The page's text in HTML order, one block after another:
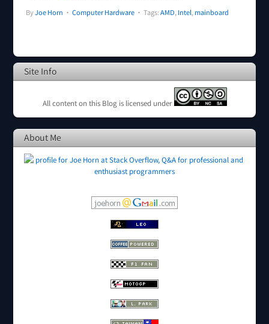
ByJoe Horn • Computer Hardware • Tags:AMD, Intel, mainboard
Site Info
All content on this Blog is licensed under
About Me